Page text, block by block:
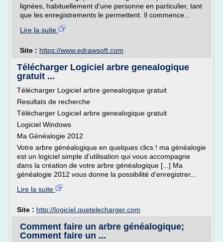
lignées, habituellement d'une personne en particulier, tant
que les enregistrements le permettent. Il commence...
Lire la suite
Site : https://www.edrawsoft.com
Télécharger Logiciel arbre genealogique
gratuit ...
Télécharger Logiciel arbre genealogique gratuit
Resultats de recherche
Télécharger Logiciel arbre genealogique gratuit
Logiciel Windows
Ma Généalogie 2012
Votre arbre généalogique en quelques clics ! ma généalogie
est un logiciel simple d'utilisation qui vous accompagne
dans la création de votre arbre généalogique [...] Ma
généalogie 2012 vous donne la possibilité d'enregistrer...
Lire la suite
Site : http://logiciel.quetelecharger.com
Comment faire un arbre généalogique;
Comment faire un ...